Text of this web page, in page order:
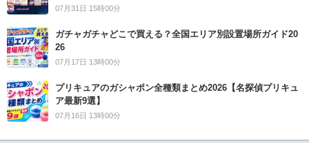
07月31日 15時00分
ガチャガチャどこで買える？全国エリア別設置場所ガイド20
26
07月17日 13時00分
プリキュアのガシャポン全種類まとめ2026【名探偵プリキュ
ア最新9選】
07月16日 13時00分